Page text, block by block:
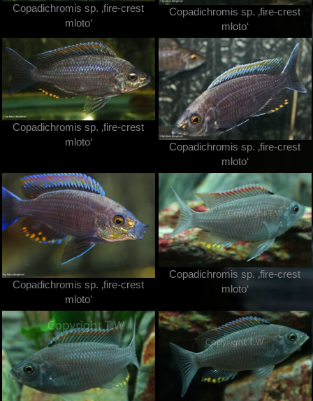
Copadichromis sp. ‚fire-crest
mloto‘
Copadichromis sp. ‚fire-crest
mloto‘
Copadichromis sp. ‚fire-crest
mloto‘
Copadichromis sp. ‚fire-crest
mloto‘
Copadichromis sp. ‚fire-crest
mloto‘
Copadichromis sp. ‚fire-crest
mloto‘